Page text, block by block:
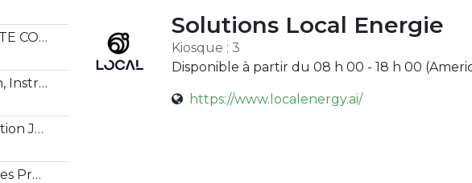
THE CLIMATE COMPANY
PR'eautech, Instrumentation & Odeurs Inc.
Automatisation JRT
Les Contrôles Provan & Associés inc.
Solutions Local Energie
Kiosque : 3
Disponible à partir du 08 h 00 - 18 h 00 (
https://www.localenergy.ai/